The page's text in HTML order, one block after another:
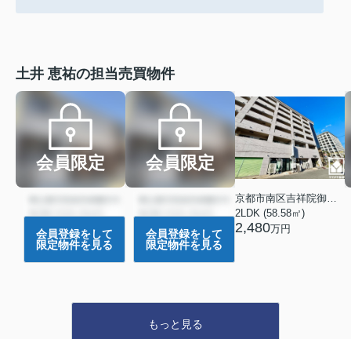
土井 恵祐の担当売買物件
会員限定
会員登録をして
限定物件を見る
会員限定
会員登録をして
限定物件を見る
2LDK (58.58㎡)
2,480万円
もっと見る